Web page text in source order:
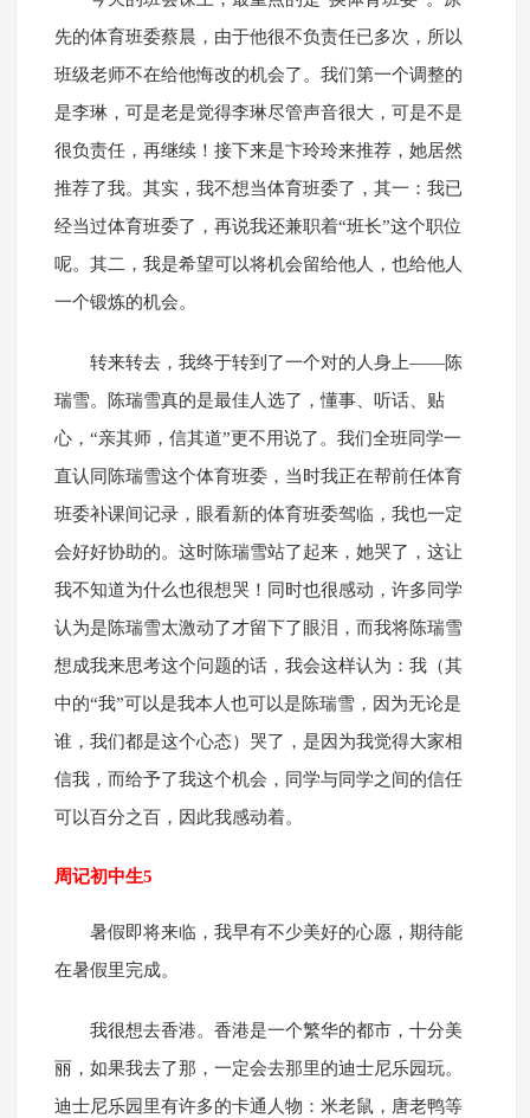
先的体育班委蔡晨，由于他很不负责任已多次，所以
班级老师不在给他悔改的机会了。我们第一个调整的
是李琳，可是老是觉得李琳尽管声音很大，可是不是
很负责任，再继续！接下来是卞玲玲来推荐，她居然
推荐了我。其实，我不想当体育班委了，其一：我已
经当过体育班委了，再说我还兼职着“班长”这个职位
呢。其二，我是希望可以将机会留给他人，也给他人
一个锻炼的机会。
转来转去，我终于转到了一个对的人身上——陈
瑞雪。陈瑞雪真的是最佳人选了，懂事、听话、贴
心，“亲其师，信其道”更不用说了。我们全班同学一
直认同陈瑞雪这个体育班委，当时我正在帮前任体育
班委补课间记录，眼看新的体育班委驾临，我也一定
会好好协助的。这时陈瑞雪站了起来，她哭了，这让
我不知道为什么也很想哭！同时也很感动，许多同学
认为是陈瑞雪太激动了才留下了眼泪，而我将陈瑞雪
想成我来思考这个问题的话，我会这样认为：我（其
中的“我”可以是我本人也可以是陈瑞雪，因为无论是
谁，我们都是这个心态）哭了，是因为我觉得大家相
信我，而给予了我这个机会，同学与同学之间的信任
可以百分之百，因此我感动着。
周记初中生5
暑假即将来临，我早有不少美好的心愿，期待能
在暑假里完成。
我很想去香港。香港是一个繁华的都市，十分美
丽，如果我去了那，一定会去那里的迪士尼乐园玩。
迪士尼乐园里有许多的卡通人物：米老鼠，唐老鸭等